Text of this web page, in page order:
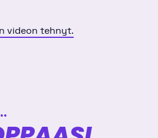
videon tehnyt.